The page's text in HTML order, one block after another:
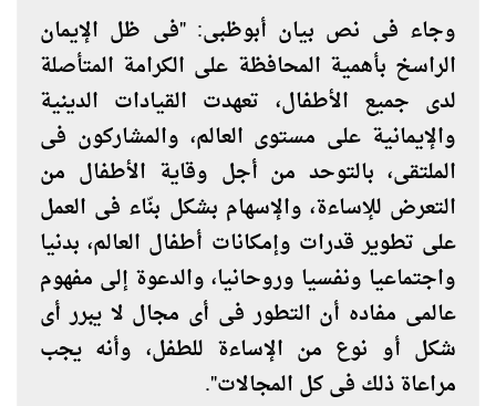
وجاء فى نص بيان أبوظبى: "فى ظل الإيمان
الراسخ بأهمية المحافظة على الكرامة المتأصلة
لدى جميع الأطفال، تعهدت القيادات الدينية
والإيمانية على مستوى العالم، والمشاركون فى
الملتقى، بالتوحد من أجل وقاية الأطفال من
التعرض للإساءة، والإسهام بشكل بنّاء فى العمل
على تطوير قدرات وإمكانات أطفال العالم، بدنيا
واجتماعيا ونفسيا وروحانيا، والدعوة إلى مفهوم
عالمى مفاده أن التطور فى أى مجال لا يبرر أى
شكل أو نوع من الإساءة للطفل، وأنه يجب
مراعاة ذلك فى كل المجالات".